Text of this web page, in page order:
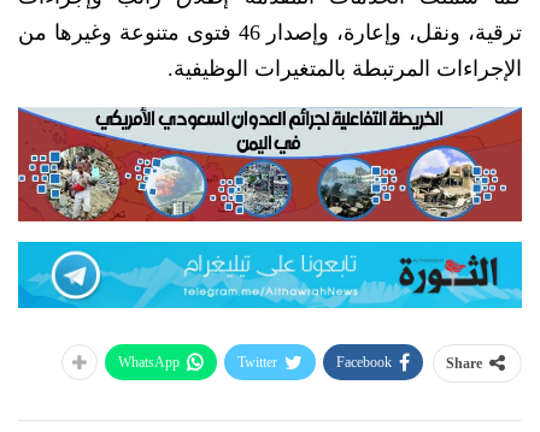
ترقية، ونقل، وإعارة، وإصدار 46 فتوى متنوعة وغيرها من
الإجراءات المرتبطة بالمتغيرات الوظيفية.
Share
Facebook
Twitter
WhatsApp